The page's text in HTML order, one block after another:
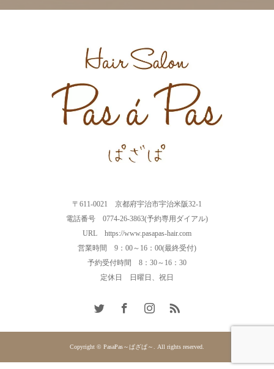
〒611-0021 京都府宇治市宇治米阪32-1
電話番号 0774-26-3863(予約専用ダイアル)
URL https://www.pasapas-hair.com
営業時間 9：00～16：00(最終受付)
予約受付時間 8：30～16：30
定休日 日曜日、祝日
Copyright © PasaPas～ぱざぱ～. All rights reserved.